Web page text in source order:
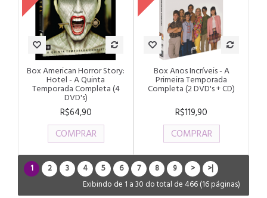
Box American Horror Story:
Hotel - A Quinta
Temporada Completa (4
DVD's)
R$64,90
COMPRAR
Box Anos Incríveis - A
Primeira Temporada
Completa (2 DVD's + CD)
R$119,90
COMPRAR
1 2 3 4 5 6 7 8 9 >
>|
Exibindo de 1 a 30 do total de 466 (16 páginas)